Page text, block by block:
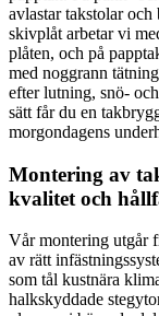
avlastar takstolar och
skivplåt arbetar vi
plåten, och på
med noggrann
efter lutning, snö-
sätt får du en
morgondagens
Montering av
kvalitet och
Vår montering utgår
av rätt
som tål kustnära
halkskyddade